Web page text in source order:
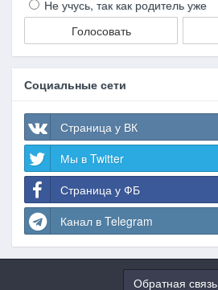
Не учусь, так как родитель уже
Голосовать
Социальные сети
Страница у ВК
Мы в Twitter
Страница у ФБ
Канал в Telegram
Обратная связь